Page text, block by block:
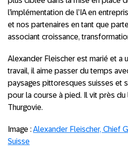
l’implémentation de l’IA en
et nos partenaires en tant que
associant croissance,
Alexander Fleischer est marié et a
travail, il aime passer du temps
paysages pittoresques suisses et
pour la course à pied. Il vit près du
Thurgovie.
Image : Alexander Fleischer, Chief
Suisse